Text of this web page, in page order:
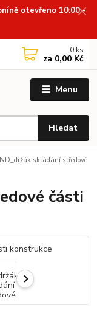
otevřeno 10:00 -
Menu
Hledat
0 ks
za 0,00 Kč
ND_držák skládání středové
části